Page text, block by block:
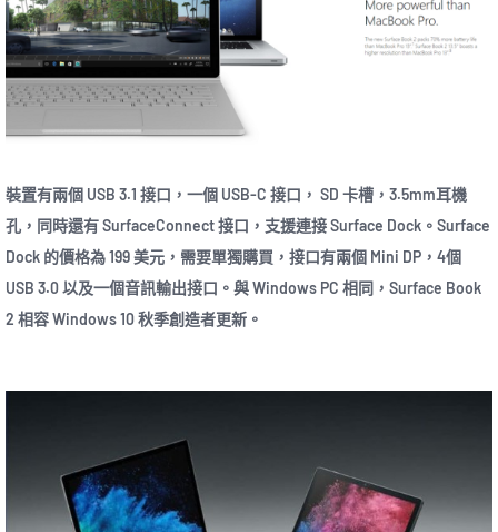
裝置有兩個 USB 3.1 接口，一個 USB-C 接口， SD 卡槽，3.5mm耳機
孔，同時還有 SurfaceConnect 接口，支援連接 Surface Dock。Surface
Dock 的價格為 199 美元，需要單獨購買，接口有兩個 Mini DP，4個
USB 3.0 以及一個音訊輸出接口。與 Windows PC 相同，Surface Book
2 相容 Windows 10 秋季創造者更新。